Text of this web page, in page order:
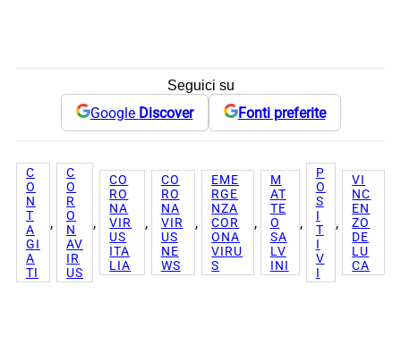
Seguici su
Google Discover Fonti preferite
C
O
N
T
A
GI
A
TI
,
C
O
R
O
N
AV
IR
US
,
CO
RO
NA
VIR
US
ITA
LIA
,
CO
RO
NA
VIR
US
NE
WS
,
EME
RGE
NZA
COR
ONA
VIRU
S
,
M
AT
TE
O
SA
LV
INI
,
P
O
S
I
T
I
V
I
,
VI
NC
EN
ZO
DE
LU
CA